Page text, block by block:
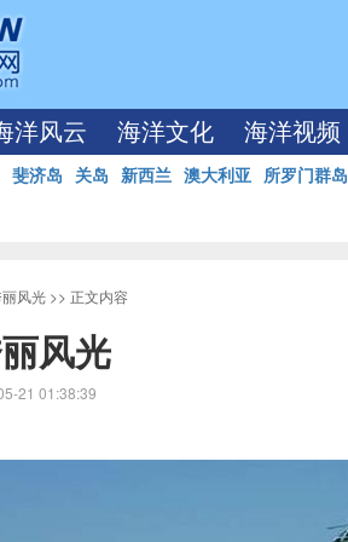
洋风云 海洋文化 海洋视频
斐济岛 关岛 新西兰 澳大利亚 所罗门群岛
风光 >> 正文内容
风光
21 01:38:39